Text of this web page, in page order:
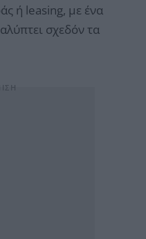
ή leasing, με ένα
σχεδόν τα